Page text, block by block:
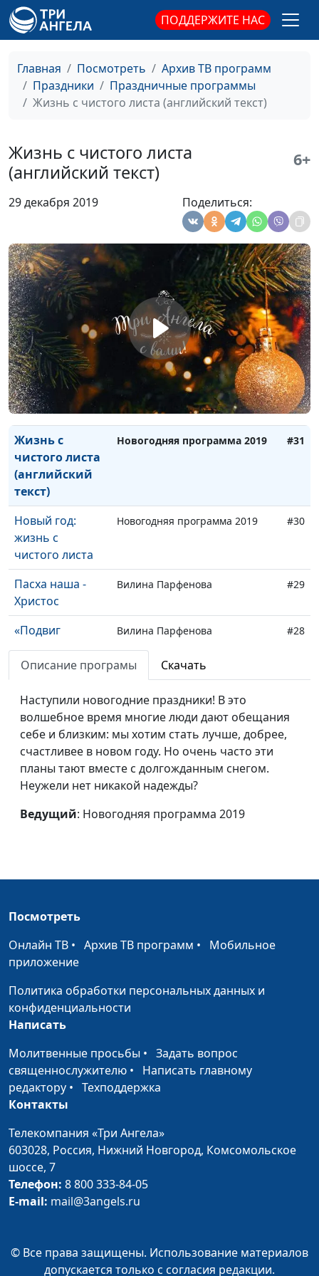
ПОДДЕРЖИТЕ НАС
Главная Посмотреть
Архив ТВ программ
Праздники
Праздничные программы
Жизнь с чистого листа (английский текст)
Жизнь с чистого листа
(английский текст)
6+
29 декабря 2019 Поделиться:
гуманитарного университета
Новым годом
2022
спасения
Ирина Кириченко, Николай
Костерин, А. Десницкий, доктор
филологических наук, В.
Пехтерев, доктор
практического богословия, Н.
Щеглова, доктор практического
богословия, В. Бахтин,
директор-волонтер
капелланского служения, С.
Давидоглу, библеист, аспирант
Российского государственного
гуманитарного университета
Три Ангела.
Итоги года
Новогодняя программа 2020 #33
В памяти моей
навек
Программа, посвященная Дню
победы
#32
Жизнь с
чистого листа
(английский
текст)
Новогодняя программа 2019 #31
Новый год:
жизнь с
чистого листа
Новогодняя программа 2019 #30
Пасха наша -
Христос
Вилина Парфенова #29
«Подвиг
нижегородцев»
ко Дню
единства
Вилина Парфенова #28
С днём
Рождественская программа
Пасха наша -
Христос
(укороченная)
Ирина Кириченко, Валерий
Пасха наша -
Верою жив...
История одного
Рождества
быль
(укороченная 2)
Рождественская
(укороченная 1)
Рождественская
быль
Описание програмы Скачать
Наступили новогодние праздники! В это
волшебное время многие люди дают обещания
себе и близким: мы хотим стать лучше, добрее,
счастливее в новом году. Но очень часто эти
планы тают вместе с долгожданным снегом.
Неужели нет никакой надежды?
Ведущий: Новогодняя программа 2019
Посмотреть
Онлайн ТВ • Архив ТВ программ • Мобильное
приложение
Политика обработки персональных данных и
конфиденциальности
Написать
Молитвенные просьбы • Задать вопрос
священнослужителю • Написать главному
редактору • Техподдержка
Контакты
Телекомпания «Три Ангела»
603028, Россия, Нижний Новгород, Комсомольское
шоссе, 7
Телефон: 8 800 333-84-05
E-mail: mail@3angels.ru
© Все права защищены. Использование материалов
допускается только с согласия редакции.